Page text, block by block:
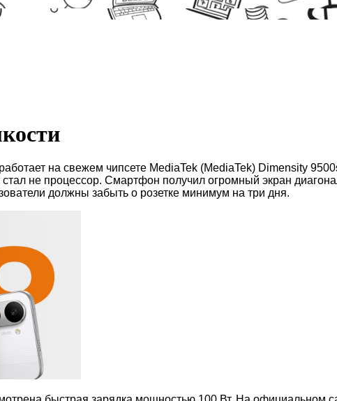
на свежем чипсете MediaTek (MediaTek) Dimensity
не процессор. Смартфон получил огромный экран
должны забыть о розетке минимум на три дня.